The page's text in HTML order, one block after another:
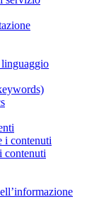
i contenuti
contenuti